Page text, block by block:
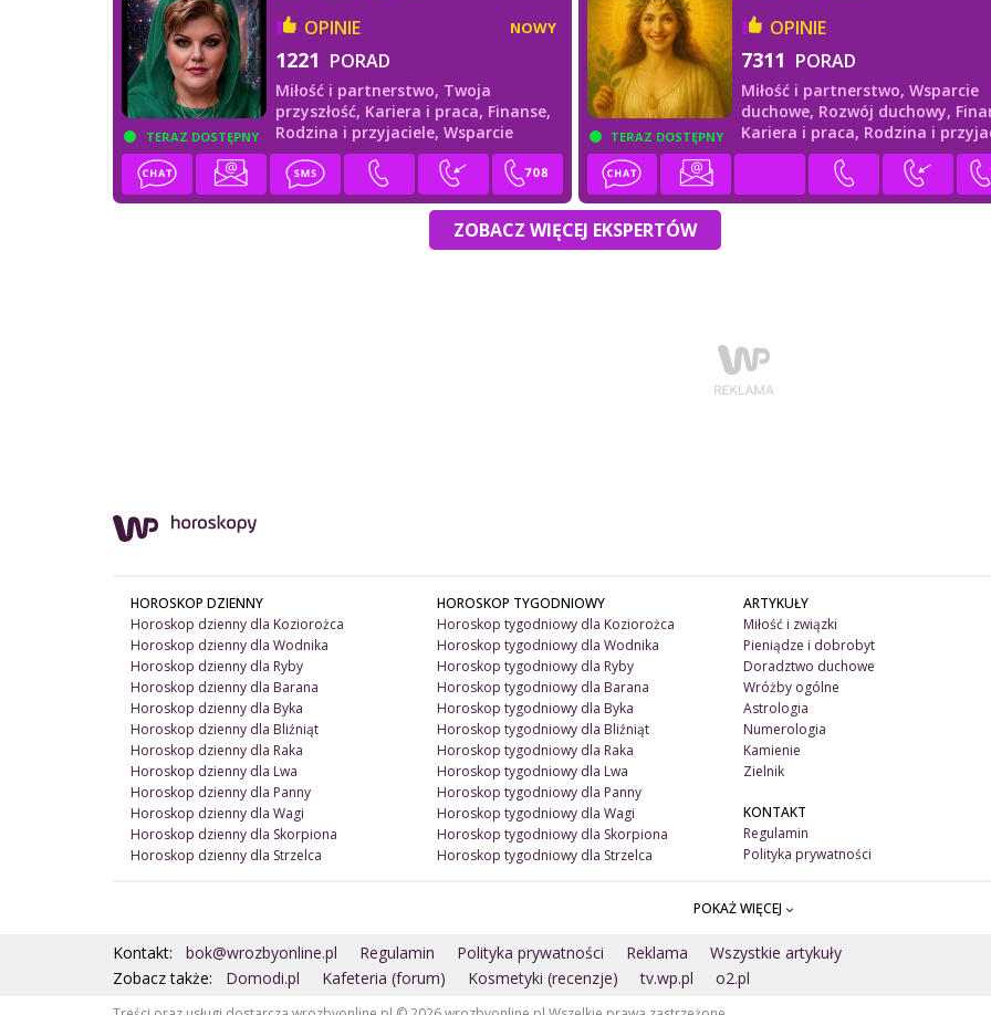
TERAZ DOSTĘPNY
OPINIE NOWY
1221 PORAD
Miłość i partnerstwo, Twoja
przyszłość, Kariera i praca, Finanse,
Rodzina i przyjaciele,Wsparcie
duchowe
TERAZ DOSTĘPNY
OPINIE
7311 PORAD
Miłość i partnerstwo, Wsparcie
duchowe, Rozwój duchowy,
Kariera i praca, Rodzina i
ZOBACZ WIĘCEJ EKSPERTÓW
HOROSKOP DZIENNY
Horoskop dzienny dla Koziorożca
Horoskop dzienny dla Wodnika
Horoskop dzienny dla Ryby
Horoskop dzienny dla Barana
Horoskop dzienny dla Byka
Horoskop dzienny dla Bliźniąt
Horoskop dzienny dla Raka
Horoskop dzienny dla Lwa
Horoskop dzienny dla Panny
Horoskop dzienny dla Wagi
Horoskop dzienny dla Skorpiona
Horoskop dzienny dla Strzelca
HOROSKOP TYGODNIOWY
Horoskop tygodniowy dla Koziorożca
Horoskop tygodniowy dla Wodnika
Horoskop tygodniowy dla Ryby
Horoskop tygodniowy dla Barana
Horoskop tygodniowy dla Byka
Horoskop tygodniowy dla Bliźniąt
Horoskop tygodniowy dla Raka
Horoskop tygodniowy dla Lwa
Horoskop tygodniowy dla Panny
Horoskop tygodniowy dla Wagi
Horoskop tygodniowy dla Skorpiona
Horoskop tygodniowy dla Strzelca
ARTYKUŁY
Miłość i związki
Pieniądze i dobrobyt
Doradztwo duchowe
Wróżby ogólne
Astrologia
Numerologia
Kamienie
Zielnik
KONTAKT
Regulamin
Polityka prywatności
POKAŻ WIĘCEJ
Kontakt: bok@wrozbyonline.pl Regulamin Polityka prywatności Reklama
Wszystkie artykuły
Zobacz także:
Domodi.pl Kafeteria (forum) Kosmetyki (recenzje) tv.wp.pl o2.pl